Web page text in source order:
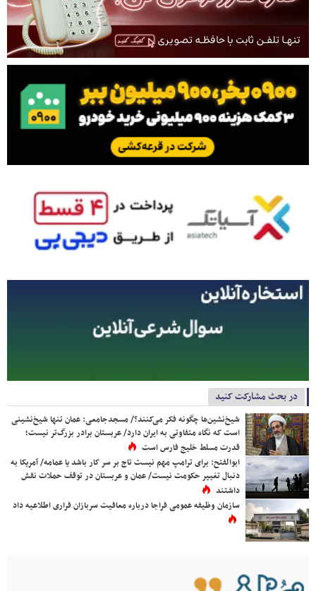
در بحث مشارکت کنید
شیخ‌نشین‌ها چگونه فکر می‌کنند؟/ مسجدجامعی: عمان تنها شیخ‌نشینی
است که نگاه متفاوتی به ایران دارد/ عربستان برادر بزرگ‌تر نیست؛
قدرت مسلط خلیج فارس است
ابوالفتح: برای ترامپ مهم نیست تاج بر سر کار باشد یا عمامه/ آمریکا به
دنبال تغییر حکومت نیست/ عمان و عربستان در توقف حملات نقش
داشتند
سازمان وظیفه عمومی فراجا درباره معافیت سربازان فراری اطلاعیه داد